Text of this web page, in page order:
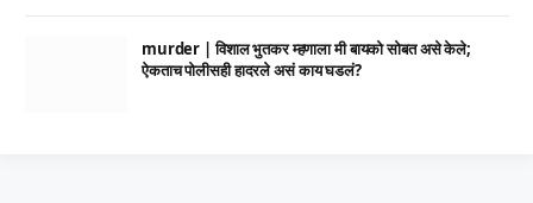
murder | विशाल भुतकर म्हणाला मी बायको सोबत असे केले;
ऐकताच पोलीसही हादरले असं काय घडलं?